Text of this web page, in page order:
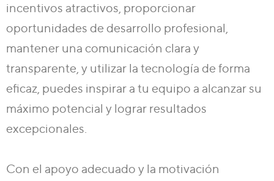
incentivos atractivos, proporcionar
oportunidades de desarrollo profesional,
mantener una comunicación clara y
transparente, y utilizar la tecnología de forma
eficaz, puedes inspirar a tu equipo a alcanzar su
máximo potencial y lograr resultados
excepcionales.
Con el apoyo adecuado y la motivación